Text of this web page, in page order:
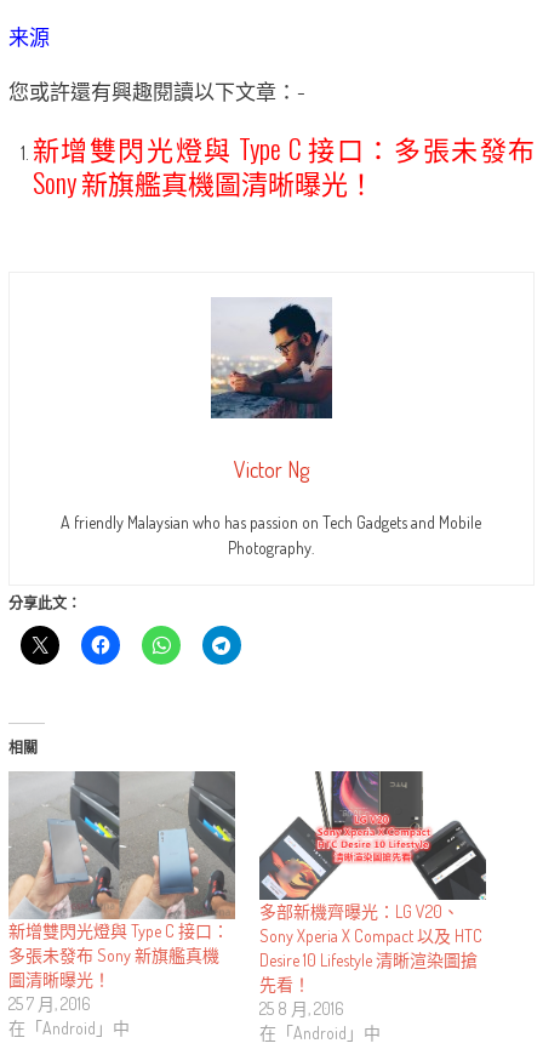
来源
您或許還有興趣閱讀以下文章：-
新增雙閃光燈與 Type C 接口：多張未發布
Sony 新旗艦真機圖清晰曝光！
Victor Ng
A friendly Malaysian who has passion on Tech Gadgets and Mobile
Photography.
分享此文：
相關
新增雙閃光燈與 Type C 接口：
多張未發布 Sony 新旗艦真機
圖清晰曝光！
25 7 月, 2016
在「Android」中
多部新機齊曝光：LG V20、
Sony Xperia X Compact 以及 HTC
Desire 10 Lifestyle 清晰渲染圖搶
先看！
25 8 月, 2016
在「Android」中